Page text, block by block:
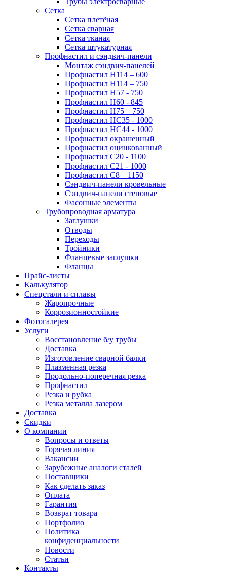
Сетка
Сетка плетёная
Сетка сварная
Сетка тканая
Сетка штукатурная
Профнастил и сэндвич-панели
Монтаж сэндвич-панелей
Профнастил Н114 – 600
Профнастил Н114 – 750
Профнастил Н57 - 750
Профнастил Н60 - 845
Профнастил Н75 – 750
Профнастил НС35 - 1000
Профнастил НС44 - 1000
Профнастил окрашенный
Профнастил оцинкованный
Профнастил С20 - 1100
Профнастил С21 - 1000
Профнастил С8 – 1150
Сэндвич-панели кровельные
Сэндвич-панели стеновые
Фасонные элементы
Трубопроводная арматура
Заглушки
Отводы
Переходы
Тройники
Фланцевые заглушки
Фланцы
Прайс-листы
Калькулятор
Спецстали и сплавы
Жаропрочные
Коррозионностойкие
Фотогалерея
Услуги
Восстановление б/у трубы
Доставка
Изготовление сварной балки
Плазменная резка
Продольно-поперечная резка
Профнастил
Резка и рубка
Резка металла лазером
Доставка
Скидки
О компании
Вопросы и ответы
Горячая линия
Вакансии
Зарубежные аналоги сталей
Поставщики
Как сделать заказ
Оплата
Гарантия
Возврат товара
Портфолио
Политика
конфиденциальности
Новости
Статьи
Контакты